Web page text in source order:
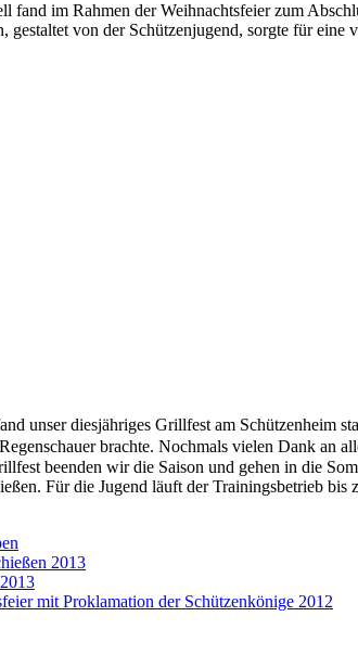
fand im Rahmen der Weihnachtsfeier zum
gestaltet von der Schützenjugend, sorgte für eine
unser diesjähriges Grillfest am Schützenheim
brachte. Nochmals vielen Dank an
beenden wir die Saison und gehen in die
Für die Jugend läuft der Trainingsbetrieb
2013
mit Proklamation der Schützenkönige 2012